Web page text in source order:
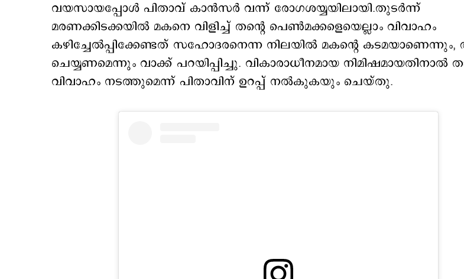
വയസായപ്പോള്‍ പിതാവ് കാന്‍സര്‍ വന്ന് രോഗശയ്യയിലായി.തുടര്‍ന്ന്
മരണക്കിടക്കയില്‍ മകനെ വിളിച്ച് തന്‍റെ പെണ്‍മക്കളെയെല്ലാം വിവാഹം
കഴിച്ചേല്‍പ്പിക്കേണ്ടത് സഹോദരനെന്ന നിലയില്‍ മകന്‍റെ
ചെയ്യണമെന്നും വാക്ക് പറയിപ്പിച്ചു. വികാരാധീനമായ നിമിഷമായതിനാല്‍
വിവാഹം നടത്തുമെന്ന് പിതാവിന് ഉറപ്പ് നല്‍കുകയും ചെയ്തു.